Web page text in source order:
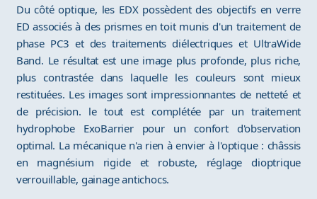
Du côté optique, les EDX possèdent des objectifs en verre
ED associés à des prismes en toit munis d'un traitement de
phase PC3 et des traitements diélectriques et UltraWide
Band. Le résultat est une image plus profonde, plus riche,
plus contrastée dans laquelle les couleurs sont mieux
restituées. Les images sont impressionnantes de netteté et
de précision. le tout est complétée par un traitement
hydrophobe ExoBarrier pour un confort d'observation
optimal. La mécanique n'a rien à envier à l'optique : châssis
en magnésium rigide et robuste, réglage dioptrique
verrouillable, gainage antichocs.